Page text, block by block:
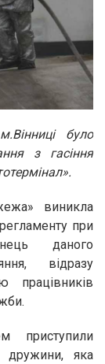
було
з гасіння
виникла
при
даного
відразу
працівників
приступили
дружини, яка